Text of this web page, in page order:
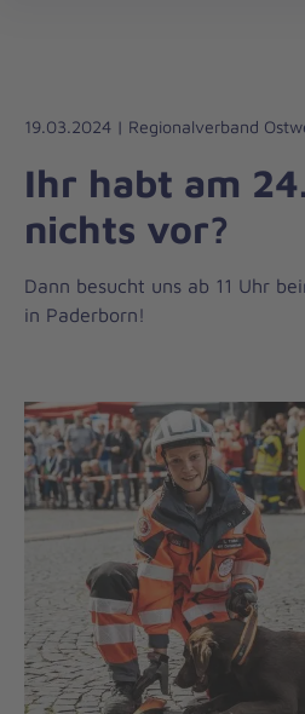
Liebe
Leben
19.03.2024 | Regionalverband
Ihr habt am
nichts vor?
Dann besucht uns ab 11 Uhr
in Paderborn!